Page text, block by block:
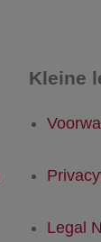
Kleine
Legal